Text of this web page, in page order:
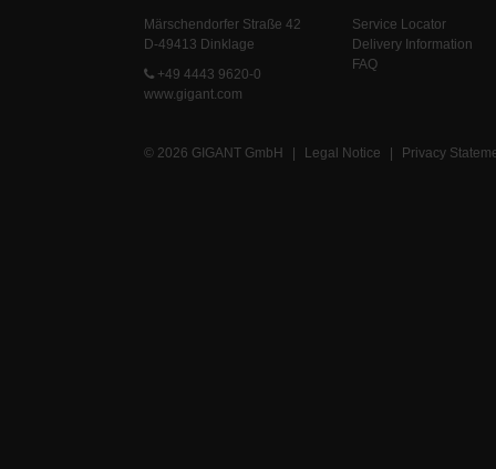
Märschendorfer Straße 42
D-49413 Dinklage
+49 4443 9620-0
www.gigant.com
Service Locator
Delivery Information
FAQ
© 2026 GIGANT GmbH | Legal Notice | Privacy